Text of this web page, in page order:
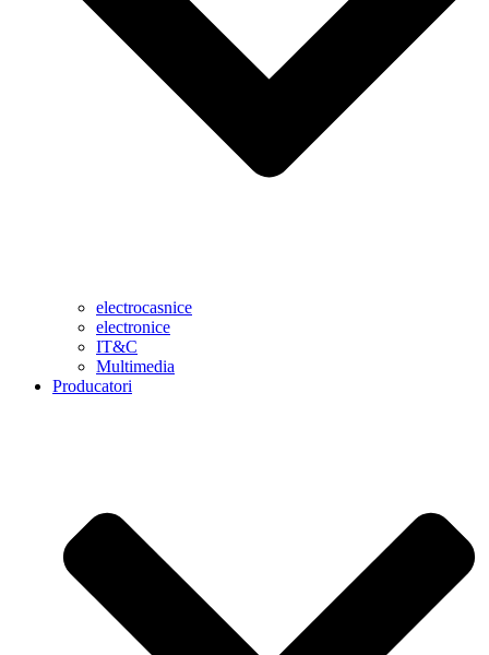
electrocasnice
electronice
IT&C
Multimedia
Producatori